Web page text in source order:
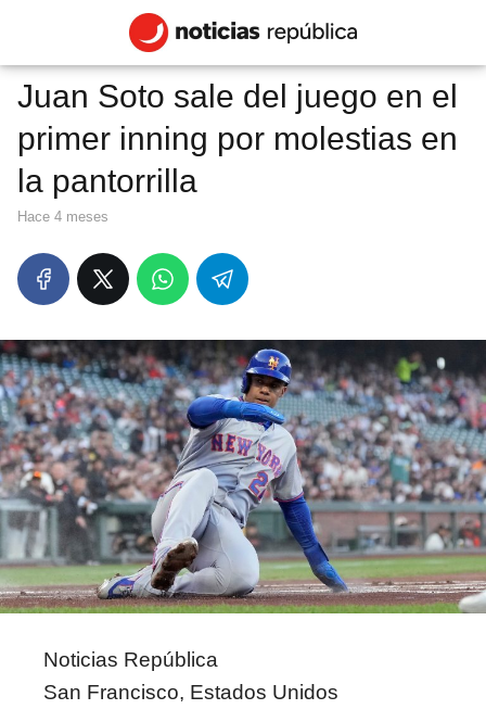
Juan Soto sale del juego en el
primer inning por molestias en
la pantorrilla
hace 4 meses
Noticias República
San Francisco, Estados Unidos